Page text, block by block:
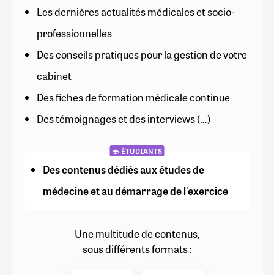
Les dernières actualités médicales et socio-
professionnelles
Des conseils pratiques pour la gestion de votre
cabinet
Des fiches de formation médicale continue
Des témoignages et des interviews (…)
ÉTUDIANTS
Des contenus dédiés aux études de
médecine et au démarrage de l'exercice
Une multitude de contenus,
sous différents formats :